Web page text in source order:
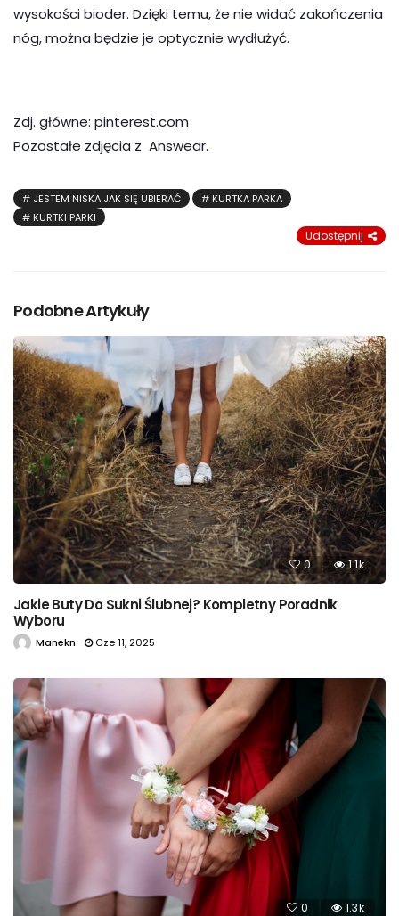
wysokości bioder. Dzięki temu, że nie widać zakończenia
nóg, można będzie je optycznie wydłużyć.
Zdj. główne: pinterest.com
Pozostałe zdjęcia z Answear.
JESTEM NISKA JAK SIĘ UBIERAĆ
KURTKA PARKA
KURTKI PARKI
Udostępnij
Podobne Artykuły
0 1.1k
Jakie Buty Do Sukni Ślubnej? Kompletny Poradnik
Wyboru
Manekn Cze 11, 2025
0 1.3k